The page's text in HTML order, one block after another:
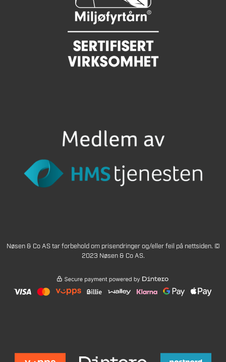
Nøsen & Co AS tar forbehold om prisendringer og/eller feil på nettsiden. ©
2023 Nøsen & Co AS.